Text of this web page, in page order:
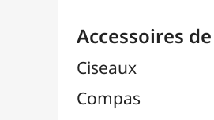
Découpe / Cutters / Lames
Estompes
Gommes 
Pochoirs